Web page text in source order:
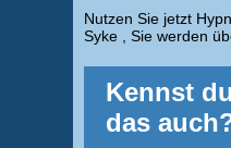
Nutzen Sie jetzt
Syke , Sie werden
Kennst du
das